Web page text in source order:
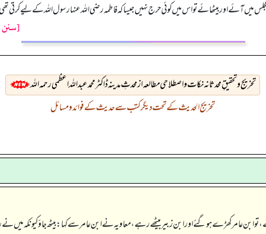
آئے اور بیٹھائے تو اس میں کوئی حرج نہیں جیساکہ فاطمہ رضی اللہ عنہا رسول اللہ کے لیے کرتی
[سنن
تخريج وتحقيقِ محدثانہ نکات و اصطلاحی مطالعہ از محدثِ مدینہ ڈاکٹر محمد عبداللہ اعظمی رحمہ اللہ
تخریج الحدیث کے تحت دیگر کتب سے حدیث کے فوائد و مسائل
تو ابن عامر کھڑے ہو گئے اور ابن زبیر بیٹھے رہے، معاویہ نے ابن عامر سے کہا: بیٹھ جاؤ کیونکہ میں